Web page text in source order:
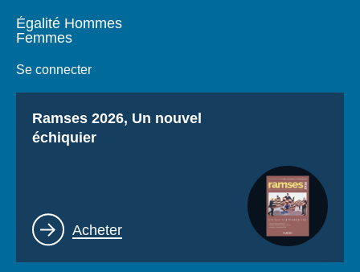
Égalité Hommes
Femmes
Se connecter
Titre
Ramses 2026, Un nouvel
échiquier
Lien
Acheter